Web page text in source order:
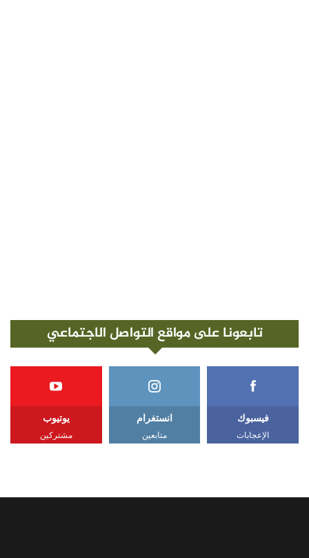
تابعونا على مواقع التواصل الاجتماعي
فيسبوك
الإعجابات
انستغرام
متابعين
يوتيوب
مشتركين